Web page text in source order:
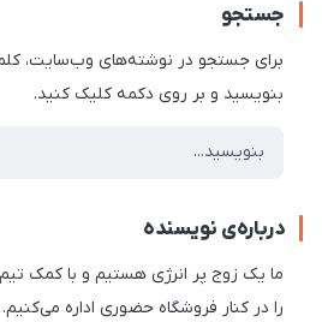
جستجو
برای جستجو در نوشته‌های وب‌سایت،
بنویسید و بر روی دکمه کلیک کنید.
درباره‌ی نویسنده
ما یک زوج پر انرژی هستیم و با کمک